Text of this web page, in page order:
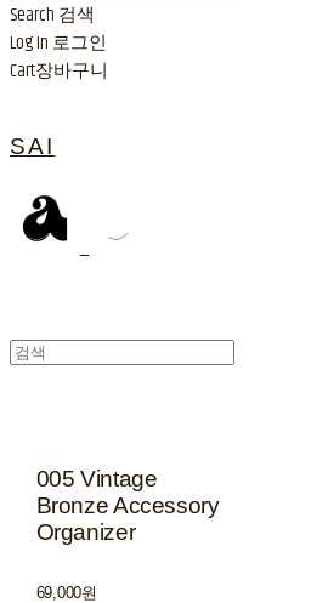
Search 검색
Log In 로그인
Cart장바구니
SAI
005 Vintage
Bronze Accessory
Organizer
69,000원